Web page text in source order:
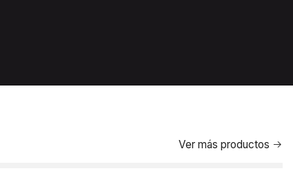
Ver más productos